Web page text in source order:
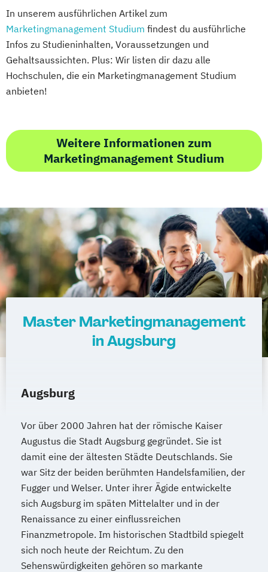
In unserem ausführlichen Artikel zum
Marketingmanagement Studium findest du ausführliche
Infos zu Studieninhalten, Voraussetzungen und
Gehaltsaussichten. Plus: Wir listen dir dazu alle
Hochschulen, die ein Marketingmanagement Studium
anbieten!
Weitere Informationen zum
Marketingmanagement Studium
Master Marketingmanagement
in Augsburg
Augsburg
Vor über 2000 Jahren hat der römische Kaiser
Augustus die Stadt Augsburg gegründet. Sie ist
damit eine der ältesten Städte Deutschlands. Sie
war Sitz der beiden berühmten Handelsfamilien, der
Fugger und Welser. Unter ihrer Ägide entwickelte
sich Augsburg im späten Mittelalter und in der
Renaissance zu einer einflussreichen
Finanzmetropole. Im historischen Stadtbild spiegelt
sich noch heute der Reichtum. Zu den
Sehenswürdigkeiten gehören so markante